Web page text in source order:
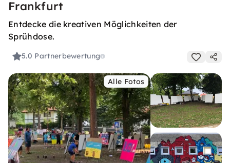
Frankfurt
Entdecke die kreativen Möglichkeiten der
Sprühdose.
5.0 Partnerbewertung
Alle Fotos